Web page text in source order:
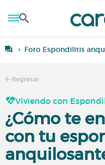
Foro Espondilitis
Regresar
Viviendo con
¿Cómo te
con tu